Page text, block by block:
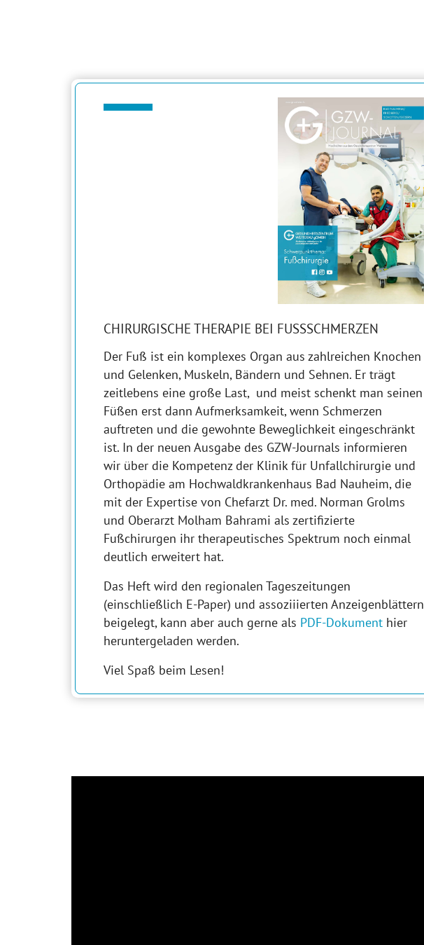
CHIRURGISCHE THERAPIE BEI FUSSSCHMERZEN
Der Fuß ist ein komplexes Organ aus zahlreichen Knochen
und Gelenken, Muskeln, Bändern und Sehnen. Er trägt
zeitlebens eine große Last, und meist schenkt man seinen
Füßen erst dann Aufmerksamkeit, wenn Schmerzen
auftreten und die gewohnte Beweglichkeit eingeschränkt
ist. In der neuen Ausgabe des GZW-Journals informieren
wir über die Kompetenz der Klinik für Unfallchirurgie und
Orthopädie am Hochwaldkrankenhaus Bad Nauheim, die
mit der Expertise von Chefarzt Dr. med. Norman Grolms
und Oberarzt Molham Bahrami als zertifizierte
Fußchirurgen ihr therapeutisches Spektrum noch einmal
deutlich erweitert hat.
Das Heft wird den regionalen Tageszeitungen
(einschließlich E-Paper) und assoziiierten Anzeigenblättern
beigelegt, kann aber auch gerne als PDF-Dokument hier
heruntergeladen werden.
Viel Spaß beim Lesen!